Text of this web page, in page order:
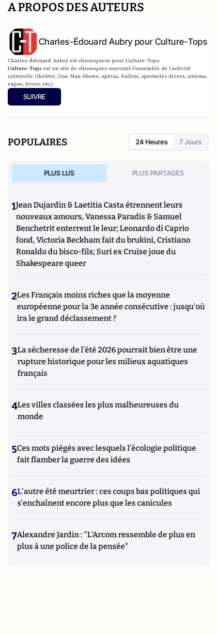
A PROPOS DES AUTEURS
Charles-Édouard Aubry pour Culture-Tops
Charles-Édouard Aubry est chroniqueur pour Culture-Tops.
Culture-Tops est un site de chroniques couvrant l'ensemble de l'activité
culturelle (théâtre, One Man Shows, opéras, ballets, spectacles divers, cinéma,
expos, livres, etc.).
SUIVRE
POPULAIRES 24 Heures 7 Jours
PLUS LUS PLUS PARTAGES
1Jean Dujardin & Laetitia Casta étrennent leurs
nouveaux amours, Vanessa Paradis & Samuel
Benchetrit enterrent le leur; Leonardo di Caprio
fond, Victoria Beckham fait du brukini, Cristiano
Ronaldo du bisco-fils; Suri ex Cruise joue du
Shakespeare queer
2Les Français moins riches que la moyenne
européenne pour la 3e année consécutive : jusqu'où
ira le grand déclassement ?
3La sécheresse de l’été 2026 pourrait bien être une
rupture historique pour les milieux aquatiques
français
4Les villes classées les plus malheureuses du
monde
5Ces mots piégés avec lesquels l’écologie politique
fait flamber la guerre des idées
6L'autre été meurtrier : ces coups bas politiques qui
s'enchaînent encore plus que les canicules
7Alexandre Jardin : "L'Arcom ressemble de plus en
plus à une police de la pensée"